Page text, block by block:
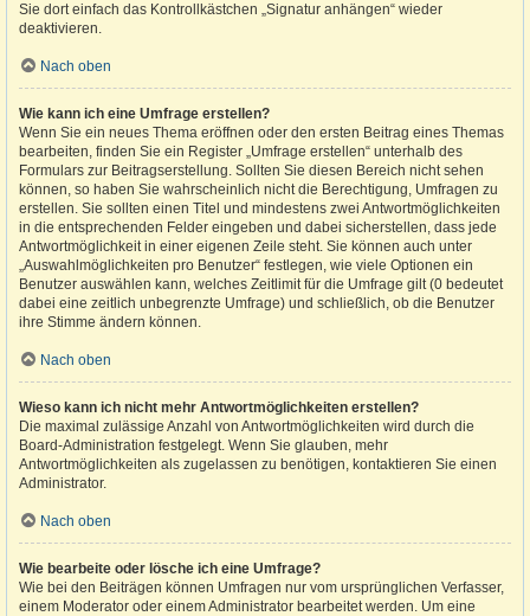
Sie dort einfach das Kontrollkästchen „Signatur anhängen“ wieder
deaktivieren.
Nach oben
Wie kann ich eine Umfrage erstellen?
Wenn Sie ein neues Thema eröffnen oder den ersten Beitrag eines Themas
bearbeiten, finden Sie ein Register „Umfrage erstellen“ unterhalb des
Formulars zur Beitragserstellung. Sollten Sie diesen Bereich nicht sehen
können, so haben Sie wahrscheinlich nicht die Berechtigung, Umfragen zu
erstellen. Sie sollten einen Titel und mindestens zwei Antwortmöglichkeiten
in die entsprechenden Felder eingeben und dabei sicherstellen, dass jede
Antwortmöglichkeit in einer eigenen Zeile steht. Sie können auch unter
„Auswahlmöglichkeiten pro Benutzer“ festlegen, wie viele Optionen ein
Benutzer auswählen kann, welches Zeitlimit für die Umfrage gilt (0 bedeutet
dabei eine zeitlich unbegrenzte Umfrage) und schließlich, ob die Benutzer
ihre Stimme ändern können.
Nach oben
Wieso kann ich nicht mehr Antwortmöglichkeiten erstellen?
Die maximal zulässige Anzahl von Antwortmöglichkeiten wird durch die
Board-Administration festgelegt. Wenn Sie glauben, mehr
Antwortmöglichkeiten als zugelassen zu benötigen, kontaktieren Sie einen
Administrator.
Nach oben
Wie bearbeite oder lösche ich eine Umfrage?
Wie bei den Beiträgen können Umfragen nur vom ursprünglichen Verfasser,
einem Moderator oder einem Administrator bearbeitet werden. Um eine